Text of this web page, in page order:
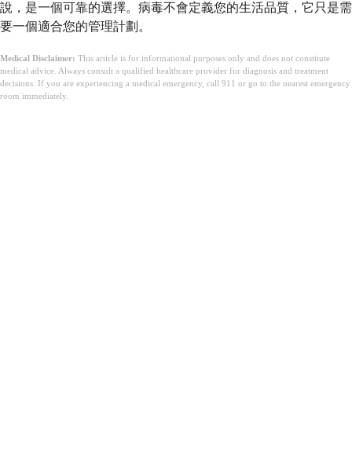
說，是一個可靠的選擇。病毒不會定義您的生活品質，它只是需
要一個適合您的管理計劃。
Medical Disclaimer: This article is for informational purposes only and does not constitute
medical advice. Always consult a qualified healthcare provider for diagnosis and treatment
decisions. If you are experiencing a medical emergency, call 911 or go to the nearest emergency
room immediately.